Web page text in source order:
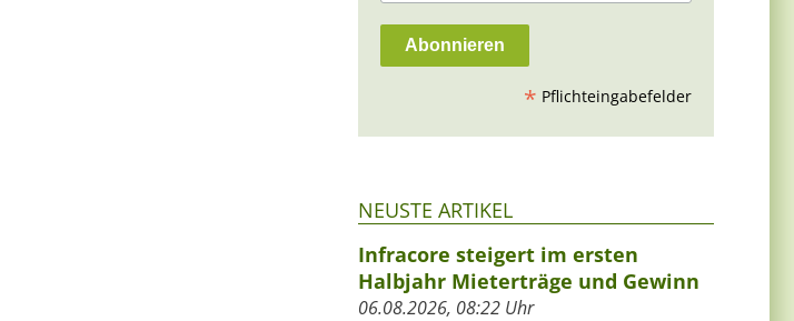
* Pflichteingabefelder
NEUSTE ARTIKEL
Infracore steigert im ersten
Halbjahr Mieterträge und Gewinn
06.08.2026, 08:22 Uhr